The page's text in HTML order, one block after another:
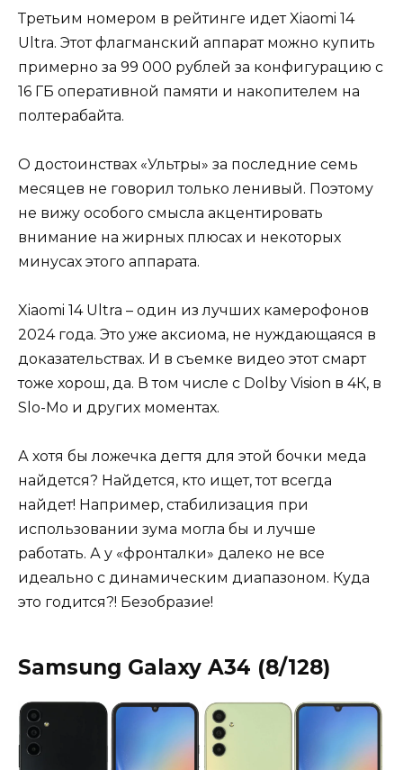
Третьим номером в рейтинге идет Xiaomi 14
Ultra. Этот флагманский аппарат можно купить
примерно за 99 000 рублей за конфигурацию с
16 ГБ оперативной памяти и накопителем на
полтерабайта.
О достоинствах «Ультры» за последние семь
месяцев не говорил только ленивый. Поэтому
не вижу особого смысла акцентировать
внимание на жирных плюсах и некоторых
минусах этого аппарата.
Xiaomi 14 Ultra – один из лучших камерофонов
2024 года. Это уже аксиома, не нуждающаяся в
доказательствах. И в съемке видео этот смарт
тоже хорош, да. В том числе с Dolby Vision в 4К, в
Slo-Mo и других моментах.
А хотя бы ложечка дегтя для этой бочки меда
найдется? Найдется, кто ищет, тот всегда
найдет! Например, стабилизация при
использовании зума могла бы и лучше
работать. А у «фронталки» далеко не все
идеально с динамическим диапазоном. Куда
это годится?! Безобразие!
Samsung Galaxy A34 (8/128)